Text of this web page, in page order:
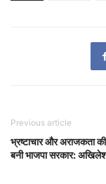
Previous article
भ्रष्टाचार और अराजकता
बनी भाजपा सरकार: